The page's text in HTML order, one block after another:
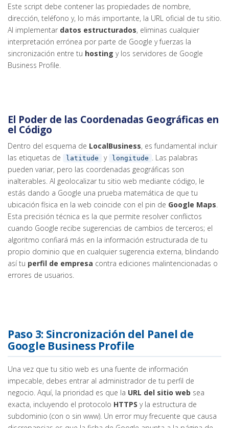
Este script debe contener las propiedades de nombre,
dirección, teléfono y, lo más importante, la URL oficial de tu sitio.
Al implementar datos estructurados, eliminas cualquier
interpretación errónea por parte de Google y fuerzas la
sincronización entre tu hosting y los servidores de Google
Business Profile.
El Poder de las Coordenadas Geográficas en
el Código
Dentro del esquema de LocalBusiness, es fundamental incluir
las etiquetas de
latitude y longitude
. Las palabras
pueden variar, pero las coordenadas geográficas son
inalterables. Al geolocalizar tu sitio web mediante código, le
estás dando a Google una prueba matemática de que tu
ubicación física en la web coincide con el pin de Google Maps
Esta precisión técnica es la que permite resolver conflictos
cuando Google recibe sugerencias de cambios de terceros; el
algoritmo confiará más en la información estructurada de tu
propio dominio que en cualquier sugerencia externa, blindando
así tu perfil de empresa contra ediciones malintencionadas o
errores de usuarios.
Paso 3: Sincronización del Panel de
Google Business Profile
Una vez que tu sitio web es una fuente de información
impecable, debes entrar al administrador de tu perfil de
negocio. Aquí, la prioridad es que la URL del sitio web sea
exacta, incluyendo el protocolo HTTPS y la estructura de
subdominio (con o sin www). Un error muy frecuente que causa